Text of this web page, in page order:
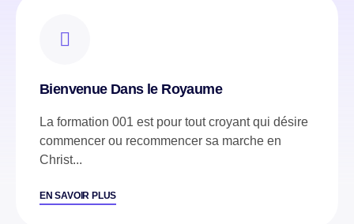
Bienvenue Dans le Royaume
La formation 001 est pour tout croyant qui désire
commencer ou recommencer sa marche en
Christ...
EN SAVOIR PLUS